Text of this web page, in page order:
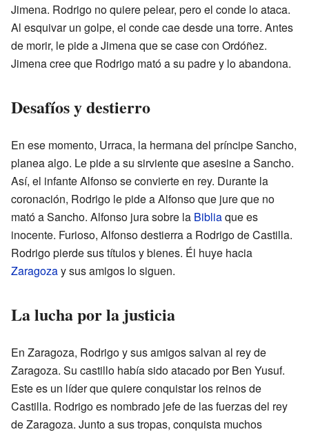
Jimena. Rodrigo no quiere pelear, pero el conde lo ataca.
Al esquivar un golpe, el conde cae desde una torre. Antes
de morir, le pide a Jimena que se case con Ordóñez.
Jimena cree que Rodrigo mató a su padre y lo abandona.
Desafíos y destierro
En ese momento, Urraca, la hermana del príncipe Sancho,
planea algo. Le pide a su sirviente que asesine a Sancho.
Así, el infante Alfonso se convierte en rey. Durante la
coronación, Rodrigo le pide a Alfonso que jure que no
mató a Sancho. Alfonso jura sobre la Bibliaque es
inocente. Furioso, Alfonso destierra a Rodrigo de Castilla.
Rodrigo pierde sus títulos y bienes. Él huye hacia
Zaragozay sus amigos lo siguen.
La lucha por la justicia
En Zaragoza, Rodrigo y sus amigos salvan al rey de
Zaragoza. Su castillo había sido atacado por Ben Yusuf.
Este es un líder que quiere conquistar los reinos de
Castilla. Rodrigo es nombrado jefe de las fuerzas del rey
de Zaragoza. Junto a sus tropas, conquista muchos